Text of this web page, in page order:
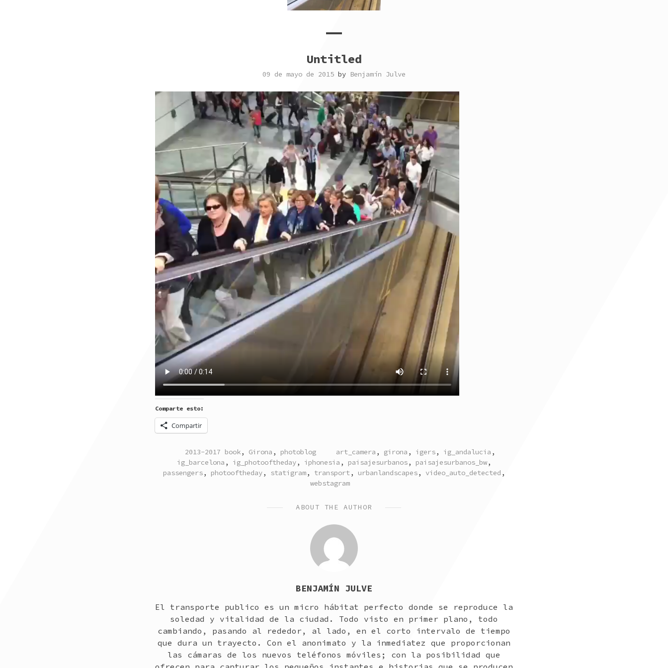
Untitled
09 de mayo de 2015 by Benjamín Julve
Comparte esto:
Compartir
POSTED
IN
2013-2017 book, Girona , photoblog TAGGED
art_camera , girona , igers, ig_andalucia ,
ig_barcelona , ig_photooftheday, iphonesia , paisajesurbanos, paisajesurbanos_bw,
passengers, photooftheday, statigram, transport, urbanlandscapes, video_auto_detected ,
webstagram
ABOUT THE AUTHOR
BENJAMÍN JULVE
El transporte publico es un micro hábitat perfecto donde se reproduce la
soledad y vitalidad de la ciudad. Todo visto en primer plano, todo
cambiando, pasando al rededor, al lado, en el corto intervalo de tiempo
que dura un trayecto. Con el anonimato y la inmediatez que proporcionan
las cámaras de los nuevos teléfonos móviles; con la posibilidad que